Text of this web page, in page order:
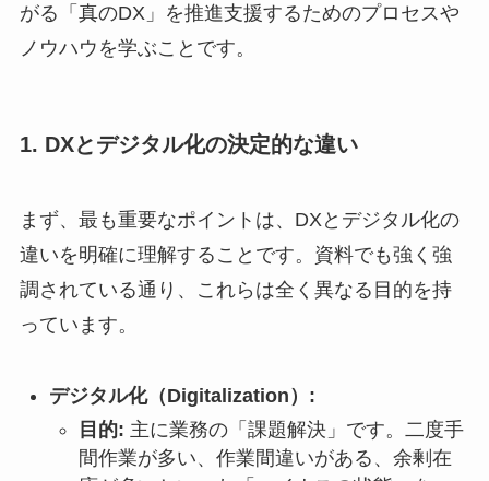
がる「真のDX」を推進支援するためのプロセスや
ノウハウを学ぶことです。
1. DXとデジタル化の決定的な違い
まず、最も重要なポイントは、DXとデジタル化の
違いを明確に理解することです。資料でも強く強
調されている通り、これらは全く異なる目的を持
っています。
デジタル化（Digitalization）:
目的: 主に業務の「課題解決」です。二度手
間作業が多い、作業間違いがある、余剰在